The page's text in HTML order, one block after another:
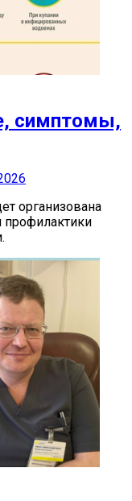
симптомы,
организована
профилактики